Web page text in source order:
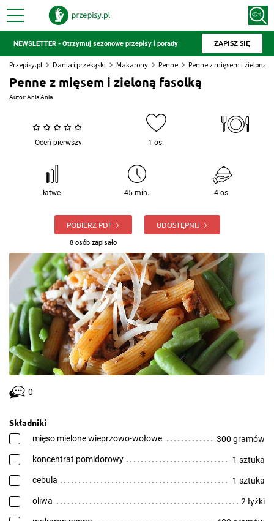
NEWSLETTER - Otrzymuj sezonowe przepisy i porady ZAPISZ SIĘ
Przepisy.pl Dania i przekąski Makarony Penne Penne z mięsem i zieloną
Penne z mięsem i zieloną fasolką
Autor:Ania Ania
Oceń pierwszy 1 os.
łatwe 45 min. 4 os.
POBIERZ PDF
8 osób zapisało
UDOSTĘPNIJ
0
Składniki
mięso mielone wieprzowo-wołowe 300 gramów
koncentrat pomidorowy 1 sztuka
cebula 1 sztuka
oliwa 2 łyżki